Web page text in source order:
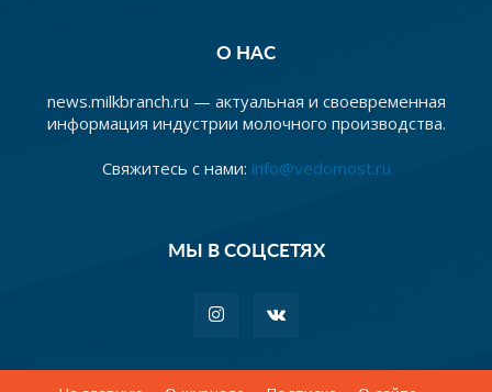
О НАС
news.milkbranch.ru — актуальная и своевременная
информация индустрии молочного производства.
Свяжитесь с нами: info@vedomost.ru
МЫ В СОЦСЕТЯХ